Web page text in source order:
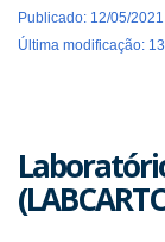
Publicado: 12/05/
Última modificação: